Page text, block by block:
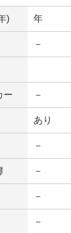
) 年
－
ー －
あり
－
－
－
－